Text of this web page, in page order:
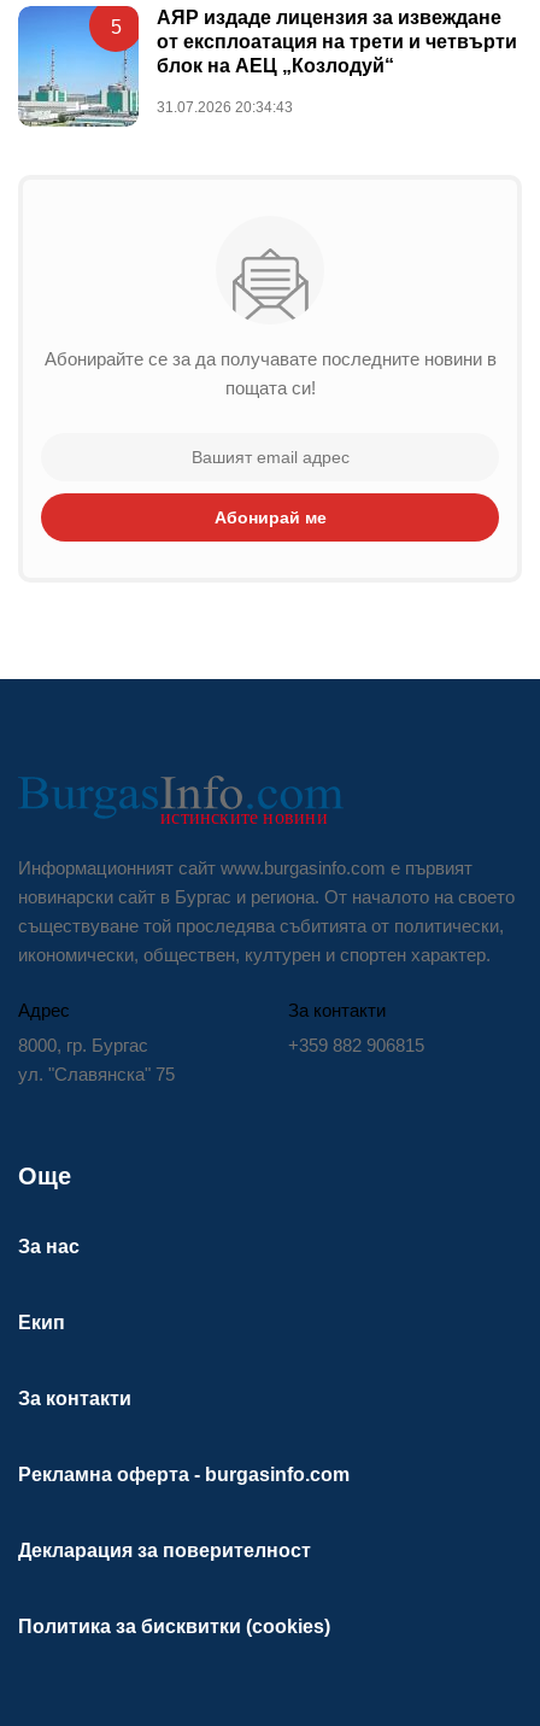
5
АЯР издаде лицензия за извеждане
от експлоатация на трети и четвърти
блок на АЕЦ „Козлодуй“
31.07.2026 20:34:43
Абонирайте се за да получавате последните новини в
пощата си!
Абонирай ме
Информационният сайт www.burgasinfo.com е първият
новинарски сайт в Бургас и региона. От началото на своето
съществуване той проследява събитията от политически,
икономически, обществен, културен и спортен характер.
Адрес
8000, гр. Бургас
ул. "Славянска" 75
За контакти
+359 882 906815
Още
За нас
Екип
За контакти
Рекламна оферта - burgasinfo.com
Декларация за поверителност
Политика за бисквитки (cookies)